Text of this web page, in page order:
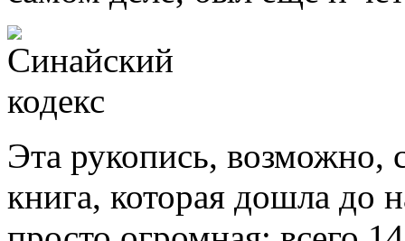
Эта рукопись, возможно,
книга, которая дошла до